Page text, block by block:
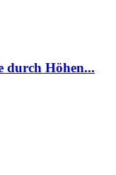
durch Höhen...